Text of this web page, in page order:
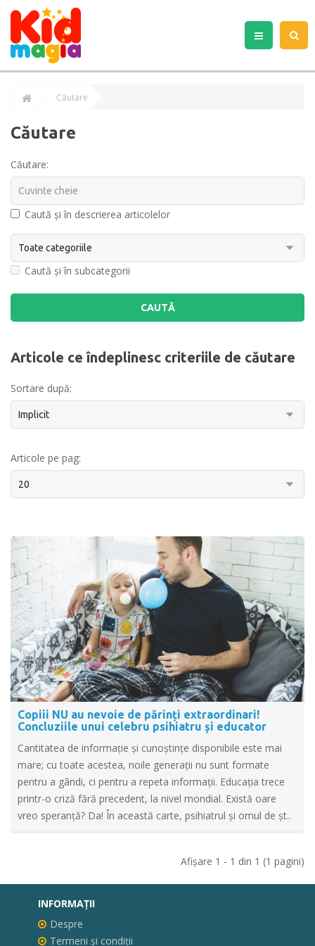
Căutare
Căutare
Căutare:
Caută și în descrierea articolelor
Caută și în subcategorii
Articole ce îndeplinesc criteriile de căutare
Sortare după:
Articole pe pag:
Copiii NU au nevoie de părinți extraordinari!
Concluziile unui celebru psihiatru și educator
Cantitatea de informaţie şi cunoştinţe disponibile este mai
mare; cu toate acestea, noile generaţii nu sunt formate
pentru a gândi, ci pentru a repeta informaţii. Educaţia trece
printr-o criză fără precedent, la nivel mondial. Există oare
vreo speranţă? Da! În această carte, psihiatrul şi omul de şt..
Afişare 1 - 1 din 1 (1 pagini)
INFORMAŢII
Despre
Termeni și condiții